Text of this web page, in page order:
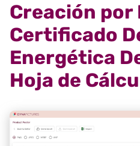
Creación por
Certificado
Energética
Hoja de